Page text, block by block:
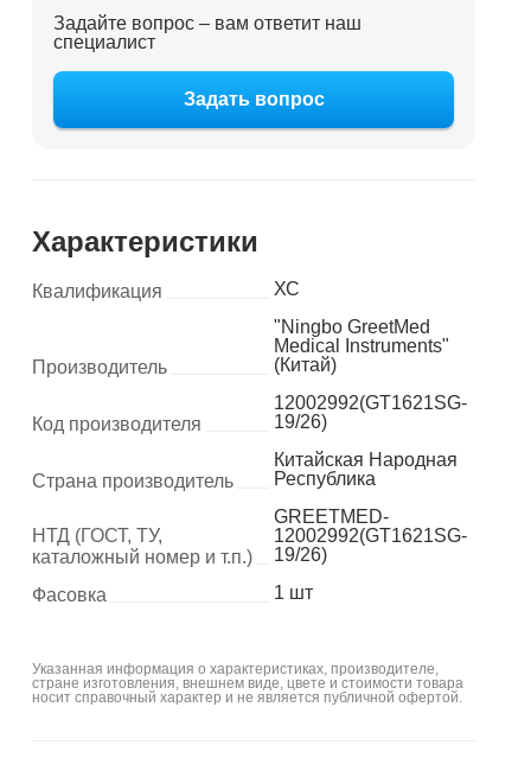
Задайте вопрос – вам ответит наш
специалист
Задать вопрос
Характеристики
Квалификация ХС
Производитель
"Ningbo GreetMed
Medical Instruments"
(Китай)
Код производителя
12002992(GT1621SG-
19/26)
Страна производитель
Китайская Народная
Республика
НТД (ГОСТ, ТУ,
каталожный номер и т.п.)
GREETMED-
12002992(GT1621SG-
19/26)
Фасовка
1 шт
Указанная информация о характеристиках, производителе,
стране изготовления, внешнем виде, цвете и стоимости товара
носит справочный характер и не является публичной офертой.